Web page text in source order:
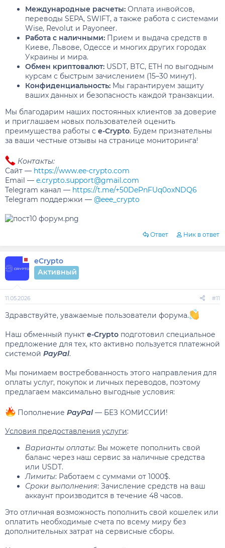
Международные расчеты: Оплата инвойсов,
переводы SEPA, SWIFT, а также работа с системами
Wise, Revolut и Payoneer.
Работа с наличными: Прием и выдача средств в
Киеве, Львове, Одессе и многих других городах
Украины и мира.
Обмен криптовалют: USDT, BTC, ETH по выгодным
курсам с быстрым зачислением (15–30 минут).
Конфиденциальность: Мы гарантируем защиту
ваших данных и безопасность каждой транзакции.
Мы благодарим наших постоянных клиентов за доверие
и приглашаем новых пользователей оценить
преимущества работы с e-Crypto. Будем признательны
за ваши честные отзывы на странице мониторинга!
Контакты:
Сайт — https://www.ee-crypto.com
Email — e.crypto.support@gmail.com
Telegram канал — https://t.me/+50DePnFUq0oxNDQ6
Telegram поддержки — @eee_crypto
Ответ Ник в ответ
eCrypto
Активный
11.05.2026 #11
Здравствуйте, уважаемые пользователи форума.
Наш обменный пункт e-Crypto подготовил специальное
предложение для тех, кто активно пользуется платежной
системой PayPal.
Мы понимаем востребованность этого направления для
оплаты услуг, покупок и личных переводов, поэтому
предлагаем максимально выгодные условия:
Пополнение PayPal— БЕЗ КОМИССИИ!
Условия предоставления услуги:
Варианты оплаты: Вы можете пополнить свой
баланс через наш сервис за наличные средства
или USDT.
Лимиты: Работаем с суммами от 1000$.
Сроки выполнения: Зачисление средств на ваш
аккаунт производится в течение 48 часов.
Это отличная возможность пополнить свой кошелек или
оплатить необходимые счета по всему миру без
дополнительных затрат на сервисные сборы.